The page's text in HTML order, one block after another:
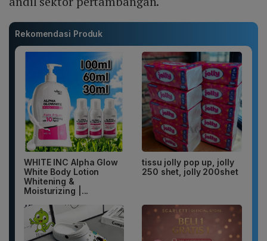
Rekomendasi Produk
WHITE INC Alpha Glow
White Body Lotion
Whitening &
Moisturizing |...
tissu jolly pop up, jolly
250 shet, jolly 200shet